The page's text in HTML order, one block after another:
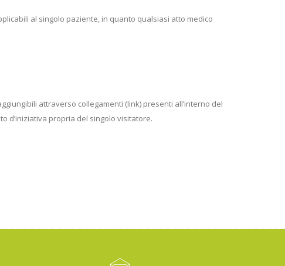
al singolo paziente, in quanto qualsiasi atto medico
attraverso collegamenti (link) presenti all’interno del
d’iniziativa propria del singolo visitatore.